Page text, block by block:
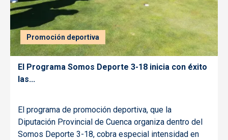
Promoción deportiva
El Programa Somos Deporte 3-18 inicia con éxito
las...
El programa de promoción deportiva, que la
Diputación Provincial de Cuenca organiza dentro del
Somos Deporte 3-18, cobra especial intensidad en